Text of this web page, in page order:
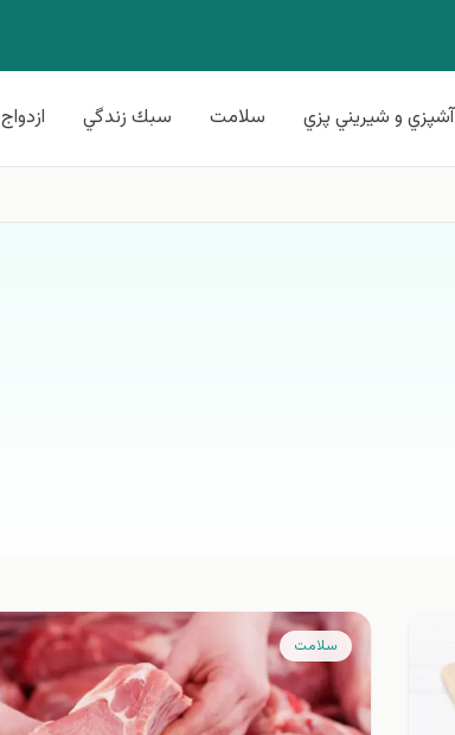
آشپزي و شيريني پزي سلامت سبك زندگي ازدواج
سلامت